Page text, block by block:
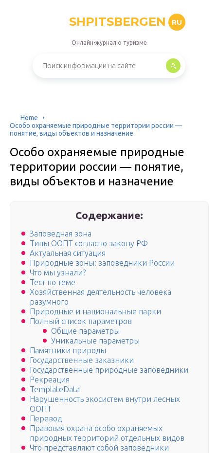
SHPITSBERGEN RU
Онлайн-журнал о туризме
Home
Особо охраняемые природные территории россии —
понятие, виды объектов и назначение
Особо охраняемые природные
территории россии — понятие,
виды объектов и назначение
Содержание:
Заповедная зона
Типы ООПТ согласно закону РФ
Актуальная ситуация
Природные зоны: заповедники России
Что мы узнали?
Тест по теме
Хозяйственная деятельность человека
разумного
Природные и национальные парки
Полный список параметров
Общие параметры
Уникальные параметры
Памятники природы
Государственные заказники
Государственные природные заповедники
Рекреация
TemplateData
Нарушенность экосистем внутри лесных
ООПТ
Перевод
Правовая охрана особо охраняемых
природных территорий отдельных видов
Что представляют собой заповедники